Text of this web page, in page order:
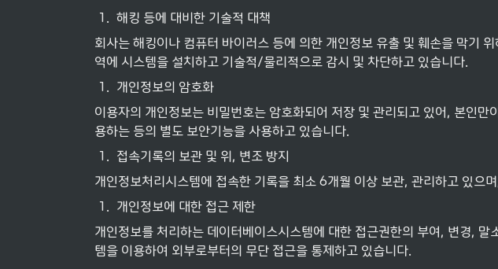
1
해킹 등에 대비한 기술적 대책
회사는 해킹이나 컴퓨터 바이러스 등에 의한 개인정보 유출 및 훼손을 막기
역에 시스템을 설치하고 기술적/물리적으로 감시 및 차단하고 있습니다.
1
개인정보의 암호화
이용자의 개인정보는 비밀번호는 암호화되어 저장 및 관리되고 있어, 본인
용하는 등의 별도 보안기능을 사용하고 있습니다.
1
접속기록의 보관 및 위, 변조 방지
개인정보처리시스템에 접속한 기록을 최소 6개월 이상 보관, 관리하고 있으
1
개인정보에 대한 접근 제한
개인정보를 처리하는 데이터베이스시스템에 대한 접근권한의 부여, 변경,
템을 이용하여 외부로부터의 무단 접근을 통제하고 있습니다.